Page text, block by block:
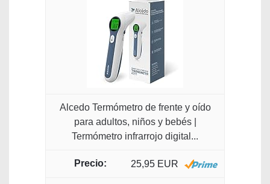
Alcedo Termómetro de frente y oído
para adultos, niños y bebés |
Termómetro infrarrojo digital...
25,95 EUR